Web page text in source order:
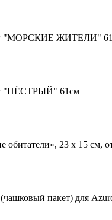
"МОРСКИЕ ЖИТЕЛИ"
"ПЁСТРЫЙ" 61см
обитатели», 23 х 15 см,
пакет) для